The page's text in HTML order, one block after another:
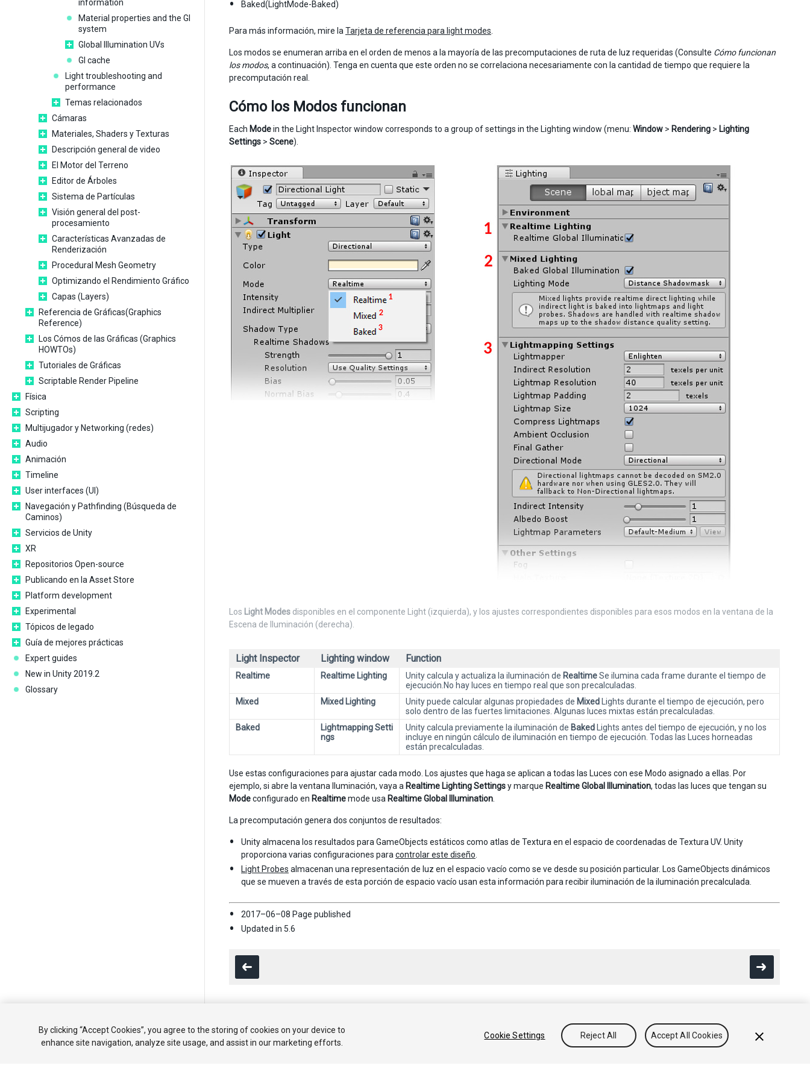
information
Material properties and the GI
system
Global Illumination UVs
GI cache
Light troubleshooting and
performance
Temas relacionados
Cámaras
Materiales, Shaders y Texturas
Descripción general de video
El Motor del Terreno
Editor de Árboles
Sistema de Partículas
Visión general del post-
procesamiento
Características Avanzadas de
Renderización
Procedural Mesh Geometry
Optimizando el Rendimiento Gráfico
Capas (Layers)
Referencia de Gráficas(Graphics
Reference)
Los Cómos de las Gráficas (Graphics
HOWTOs)
Tutoriales de Gráficas
Scriptable Render Pipeline
Física
Scripting
Multijugador y Networking (redes)
Audio
Animación
Timeline
User interfaces (UI)
Navegación y Pathfinding (Búsqueda de
Caminos)
Servicios de Unity
XR
Repositorios Open-source
Publicando en la Asset Store
Platform development
Experimental
Tópicos de legado
Guía de mejores prácticas
Expert guides
New in Unity 2019.2
Glossary
Baked(LightMode-Baked)
Para más información, mire la Tarjeta de referencia para light modes
Los modos se enumeran arriba en el orden de menos a la mayoría de las precomputaciones de ruta de luz requeridas (Consulte Cómo funcionan
los modos, a continuación). Tenga en cuenta que este orden no se correlaciona necesariamente con la cantidad de tiempo que requiere la
precomputación real.
Cómo los Modos funcionan
Each Modein the Light Inspector window corresponds to a group of settings in the Lighting window (menu: Window > Rendering > Lighting
Settings > Scene).
Los Light Modes disponibles en el componente Light (izquierda), y los ajustes correspondientes disponibles para esos modos en la ventana de la
Escena de Iluminación (derecha).
Light Inspector Lighting window Function
Realtime Realtime Lighting Unity calcula y actualiza la iluminación de RealtimeSe ilumina cada frame durante el tiempo de
ejecución.No hay luces en tiempo real que son precalculadas.
Mixed
Mixed Lighting Unity puede calcular algunas propiedades de Mixed Lights durante el tiempo de ejecución, pero
solo dentro de las fuertes limitaciones. Algunas luces mixtas están precalculadas.
Baked
Lightmapping Setti
ngs
Unity calcula previamente la iluminación de Baked Lights antes del tiempo de ejecución, y no los
incluye en ningún cálculo de iluminación en tiempo de ejecución. Todas las Luces horneadas
están precalculadas.
Use estas configuraciones para ajustar cada modo. Los ajustes que haga se aplican a todas las Luces con ese Modo asignado a ellas. Por
ejemplo, si abre la ventana Iluminación, vaya a Realtime Lighting Settingsy marque Realtime Global Illumination, todas las luces que tengan su
Modeconfigurado en Realtimemode usa Realtime Global Illumination
La precomputación genera dos conjuntos de resultados:
Unity almacena los resultados para GameObjects estáticos como atlas de Textura en el espacio de coordenadas de Textura UV. Unity
proporciona varias configuraciones para controlar este diseño
Light Probes almacenan una representación de luz en el espacio vacío como se ve desde su posición particular. Los GameObjects dinámicos
que se mueven a través de esta porción de espacio vacío usan esta información para recibir iluminación de la iluminación precalculada.
2017–06–08 Page published
Updated in 5.6
Copyright © 2020 Unity Technologies. Publication 2019.2
By clicking “Accept Cookies”, you agree to the storing of cookies on your device to
enhance site navigation, analyze site usage, and assist in our marketing efforts.
Cookie Settings Reject All Accept All Cookies